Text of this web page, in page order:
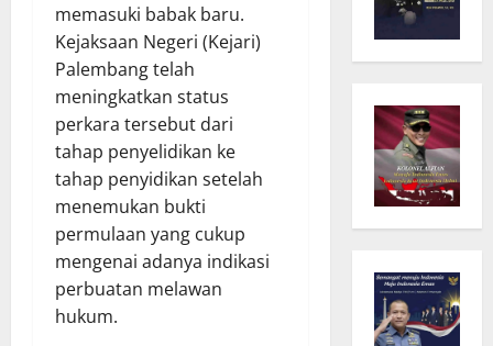
memasuki babak baru.
Kejaksaan Negeri (Kejari)
Palembang telah
meningkatkan status
perkara tersebut dari
tahap penyelidikan ke
tahap penyidikan setelah
menemukan bukti
permulaan yang cukup
mengenai adanya indikasi
perbuatan melawan
hukum.